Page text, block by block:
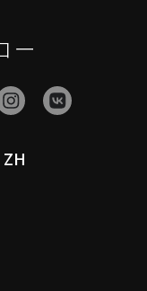
ー
ZH